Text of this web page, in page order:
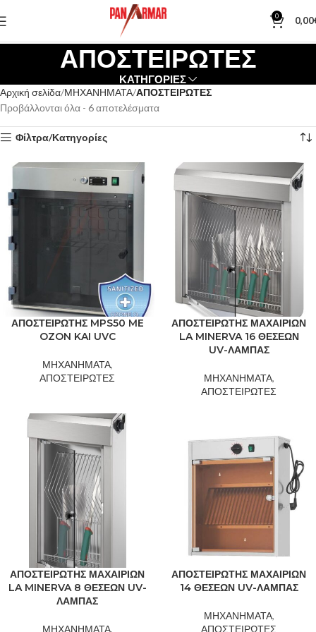
0 0,00
ΑΠΟΣΤΕΙΡΩΤΕΣ
ΚΑΤΗΓΟΡΙΕΣ
Αρχική σελίδα ΜΗΧΑΝΗΜΑΤΑ ΑΠΟΣΤΕΙΡΩΤΕΣ
Προβάλλονται όλα - 6 αποτελέσματα
Φίλτρα/Κατηγορίες
ΑΠΟΣΤΕΙΡΩΤΗΣ MPS50 ME
OZON KAI UVC
ΜΗΧΑΝΗΜΑΤΑ,
ΑΠΟΣΤΕΙΡΩΤΕΣ
ΑΠΟΣΤΕΙΡΩΤΗΣ ΜΑΧΑΙΡΙΩΝ
LA MINERVA 16 ΘΕΣΕΩΝ
UV-ΛΑΜΠΑΣ
ΜΗΧΑΝΗΜΑΤΑ,
ΑΠΟΣΤΕΙΡΩΤΕΣ
ΑΠΟΣΤΕΙΡΩΤΗΣ ΜΑΧΑΙΡΙΩΝ
LA MINERVA 8 ΘΕΣΕΩΝ UV-
ΛΑΜΠΑΣ
ΜΗΧΑΝΗΜΑΤΑ,
ΑΠΟΣΤΕΙΡΩΤΗΣ ΜΑΧΑΙΡΙΩΝ
14 ΘΕΣΕΩΝ UV-ΛΑΜΠΑΣ
ΜΗΧΑΝΗΜΑΤΑ,
ΑΠΟΣΤΕΙΡΩΤΕΣ